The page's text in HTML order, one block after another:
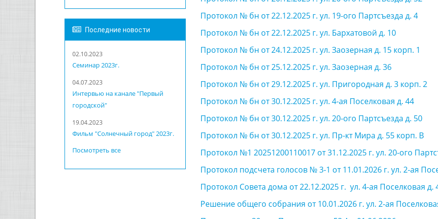
Протокол № бн от 22.12.2025 г. ул. 19-ого Партсъезда д. 4
Протокол № бн от 22.12.2025 г. ул. Бархатовой д. 10
Протокол № бн от 24.12.2025 г. ул. Заозерная д. 15 корп. 1
Протокол № бн от 25.12.2025 г. ул. Заозерная д. 36
Протокол № бн от 29.12.2025 г. ул. Пригородная д. 3 корп. 2
Протокол № бн от 30.12.2025 г. ул. 4-ая Поселковая д. 44
Протокол № бн от 30.12.2025 г. ул. 20-ого Партсъезда д. 50
Протокол № бн от 30.12.2025 г. ул. Пр-кт Мира д. 55 корп. В
Протокол №1 20251200110017 от 31.12.2025 г. ул. 20-ого
Протокол подсчета голосов № 3-1 от 11.01.2026 г. ул. 2-ая
Протокол Совета дома от 22.12.2025 г. ул. 4-ая Поселковая д.
Решение общего собрания от 10.01.2026 г. ул. 2-ая
Последние новости
02.10.2023
Семинар 2023г.
04.07.2023
Интервью на канале "Первый
городской"
19.04.2023
Фильм "Солнечный город" 2023г.
Посмотреть все